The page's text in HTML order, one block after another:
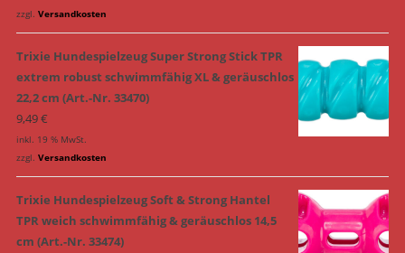
zzgl. Versandkosten
Trixie Hundespielzeug Super Strong Stick TPR
extrem robust schwimmfähig XL & geräuschlos
22,2 cm (Art.-Nr. 33470)
9,49€
inkl. 19 % MwSt.
zzgl. Versandkosten
Trixie Hundespielzeug Soft & Strong Hantel
TPR weich schwimmfähig & geräuschlos 14,5
cm (Art.-Nr. 33474)